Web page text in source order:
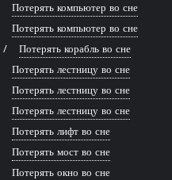
Потерять компьютер во сне
Потерять компьютер во сне
Потерять корабль во сне
Потерять лестницу во сне
Потерять лестницу во сне
Потерять лестницу во сне
Потерять лифт во сне
Потерять мост во сне
Потерять окно во сне